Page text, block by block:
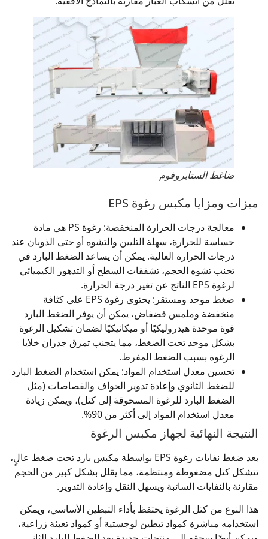
ضاغط الستايروفوم
ميزات ومزايا مكبس رغوة EPS
معالجة درجات الحرارة المنخفضة: رغوة PS هي مادة
حساسة للحرارة، سهلة التليين والتشوه أو حتى الذوبان عند
درجات الحرارة العالية. يمكن أن يساعد الضغط البارد في
تجنب تشوه الحجم، تشققات السطح أو التدهور الكيميائي
لرغوة EPS الناتج عن تغير درجة الحرارة.
ضغط موحد ومستقر: يحتوي رغوة EPS على كثافة
منخفضة وملمس فضفاض، يمكن أن يوفر الضغط البارد
قوة موحدة هيدروليكيًا أو ميكانيكيًا لضمان تشكيل الرغوة
بشكل موحد تحت الضغط، مما يتجنب تمزق جدران خلايا
الرغوة بسبب الضغط المفرط.
تحسين معدل استخدام المواد: يمكن استخدام الضغط البارد
للضغط الثانوي وإعادة تدوير الحواف والقصاصات (مثل
الضغط البارد للرغوة المسحوقة إلى كتل)، ويمكن زيادة
معدل استخدام المواد إلى أكثر من 90%.
النتيجة النهائية لجهاز مكبس الرغوة
بعد ضغط نفايات رغوة EPS بواسطة مكبس بارد تحت ضغط عالٍ،
تتشكل كتل مضغوطة ومنتظمة، مما يقلل بشكل كبير من الحجم
مقارنة بالنفايات السائبة ويسهل النقل وإعادة التدوير.
هذا النوع من كتل الرغوة يحتفظ بأداء التبطين الأساسي، ويمكن
استخدامه مباشرة كمواد تبطين لوجستية أو كمواد تعبئة زراعية،